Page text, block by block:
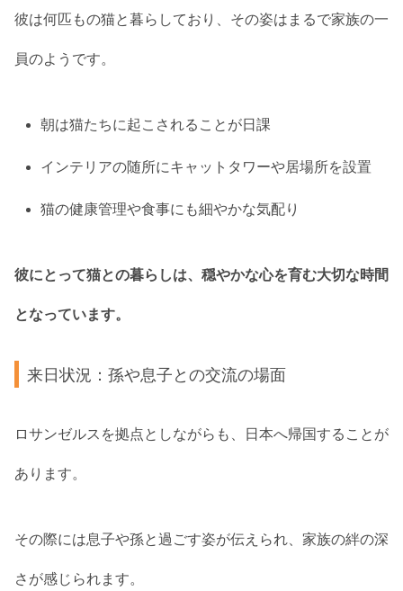
彼は何匹もの猫と暮らしており、その姿はまるで家族の一
員のようです。
朝は猫たちに起こされることが日課
インテリアの随所にキャットタワーや居場所を設置
猫の健康管理や食事にも細やかな気配り
彼にとって猫との暮らしは、穏やかな心を育む大切な時間
となっています。
来日状況：孫や息子との交流の場面
ロサンゼルスを拠点としながらも、日本へ帰国することが
あります。
その際には息子や孫と過ごす姿が伝えられ、家族の絆の深
さが感じられます。